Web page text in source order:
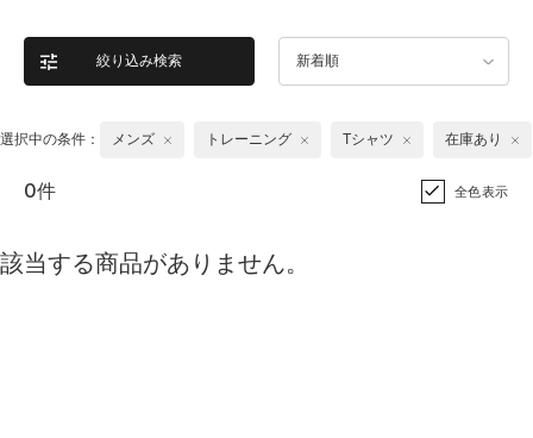
絞り込み検索 新着順
選択中の条件： メンズ トレーニング Tシャツ 在庫あり
0件 全色表示
該当する商品がありません。